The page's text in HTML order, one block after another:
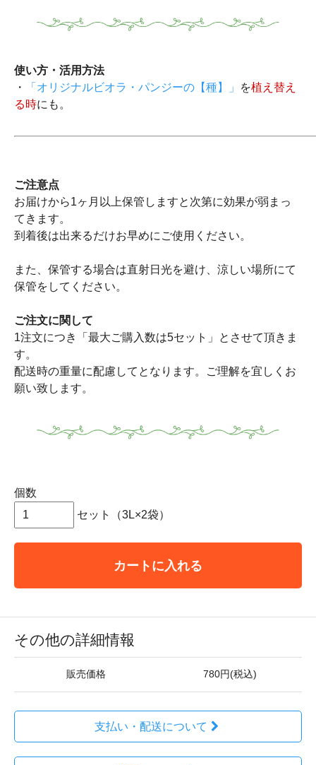
使い方・活用方法
・
「オリジナルビオラ・パンジーの【種】」 を植え替え
る時にも。
ご注意点
お届けから1ヶ月以上保管しますと次第に効果が弱まっ
てきます。
到着後は出来るだけお早めにご使用ください。
また、保管する場合は直射日光を避け、涼しい場所にて
保管をしてください。
ご注文に関して
1注文につき「最大ご購入数は5セット」とさせて頂きま
す。
配送時の重量に配慮してとなります。ご理解を宜しくお
願い致します。
個数
セット（3L×2袋）
カートに入れる
その他の詳細情報
販売価格 780円(税込)
支払い・配送について